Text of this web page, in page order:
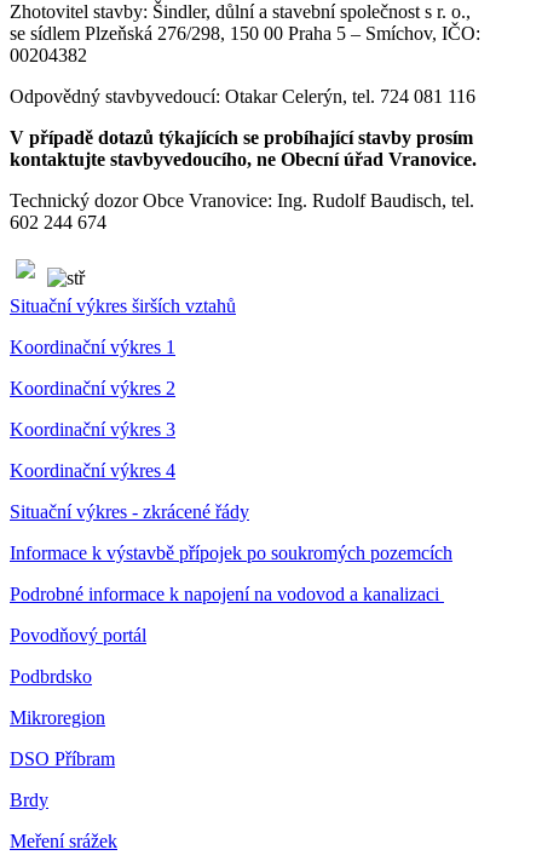
Zhotovitel stavby: Šindler, důlní a stavební společnost s r. o.,
se sídlem Plzeňská 276/298, 150 00 Praha 5 – Smíchov, IČO:
00204382
Odpovědný stavbyvedoucí: Otakar Celerýn, tel. 724 081 116
V případě dotazů týkajících se probíhající stavby prosím
kontaktujte stavbyvedoucího, ne Obecní úřad Vranovice.
Technický dozor Obce Vranovice: Ing. Rudolf Baudisch, tel.
602 244 674
Situační výkres širších vztahů
Koordinační výkres 1
Koordinační výkres 2
Koordinační výkres 3
Koordinační výkres 4
Situační výkres - zkrácené řády
Informace k výstavbě přípojek po soukromých pozemcích
Podrobné informace k napojení na vodovod a kanalizaci
Povodňový portál
Podbrdsko
Mikroregion
DSO Příbram
Brdy
Meření srážek